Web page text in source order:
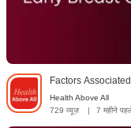
Factors
Health Above All
729 व्यूज़
| 7 महीने